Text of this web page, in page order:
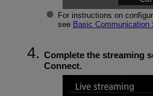
For instructions on
see Basic Communication
Complete the streaming
Connect.